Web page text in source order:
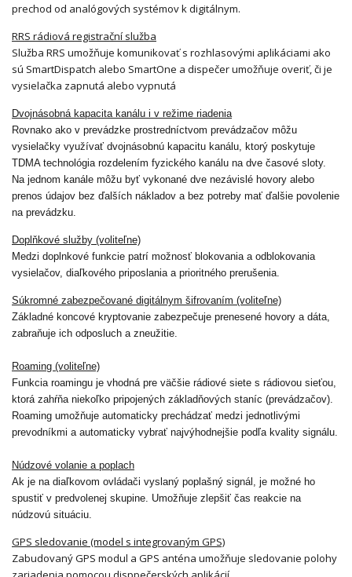
prechod od analógových systémov k digitálnym.
RRS rádiová registrační služba
Služba RRS umožňuje komunikovať s rozhlasovými aplikáciami ako
sú SmartDispatch alebo SmartOne a dispečer umožňuje overiť, či je
vysielačka zapnutá alebo vypnutá
Dvojnásobná kapacita kanálu i v režime riadenia
Rovnako ako v prevádzke prostredníctvom prevádzačov môžu
vysielačky využívať dvojnásobnú kapacitu kanálu, ktorý poskytuje
TDMA technológia rozdelením fyzického kanálu na dve časové sloty.
Na jednom kanále môžu byť vykonané dve nezávislé hovory alebo
prenos údajov bez ďalších nákladov a bez potreby mať ďalšie povolenie
na prevádzku.
Doplňkové služby (voliteľne)
Medzi doplnkové funkcie patrí možnosť blokovania a odblokovania
vysielačov, diaľkového priposlania a prioritného prerušenia.
Súkromné ​​zabezpečované digitálnym šifrovaním (voliteľne)
Základné koncové kryptovanie zabezpečuje prenesené hovory a dáta,
zabraňuje ich odposluch a zneužitie.
Roaming (voliteľne)
Funkcia roamingu je vhodná pre väčšie rádiové siete s rádiovou sieťou,
ktorá zahŕňa niekoľko pripojených základňových staníc (prevádzačov).
Roaming umožňuje automaticky prechádzať medzi jednotlivými
prevodníkmi a automaticky vybrať najvýhodnejšie podľa kvality signálu.
Núdzové volanie a poplach
Ak je na diaľkovom ovládači vyslaný poplašný signál, je možné ho
spustiť v predvolenej skupine. Umožňuje zlepšiť čas reakcie na
núdzovú situáciu.
GPS sledovanie (model s integrovaným GPS)
Zabudovaný GPS modul a GPS anténa umožňuje sledovanie polohy